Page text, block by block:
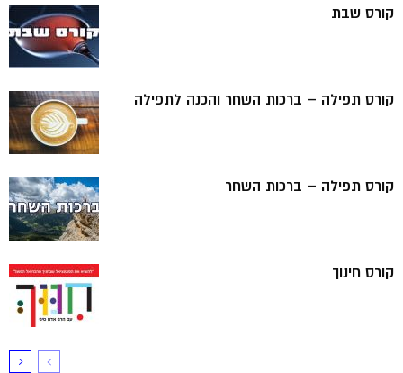
קורס שבת
קורס תפילה – ברכות השחר והכנה לתפילה
קורס תפילה – ברכות השחר
קורס חינוך